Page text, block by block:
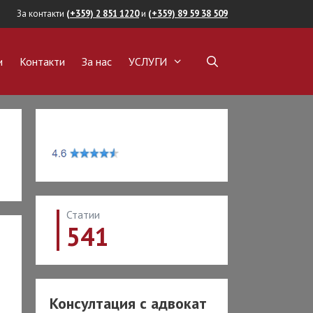
За контакти (+359) 2 851 1220и (+359) 89 59 38 509
Контакти За нас УСЛУГИ
ИМОТИ
на имот
СРЕЩУ
И
Статии
541
Консултация с адвокат